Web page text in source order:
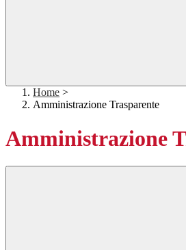
Home >
Amministrazione Trasparente
Amministrazione